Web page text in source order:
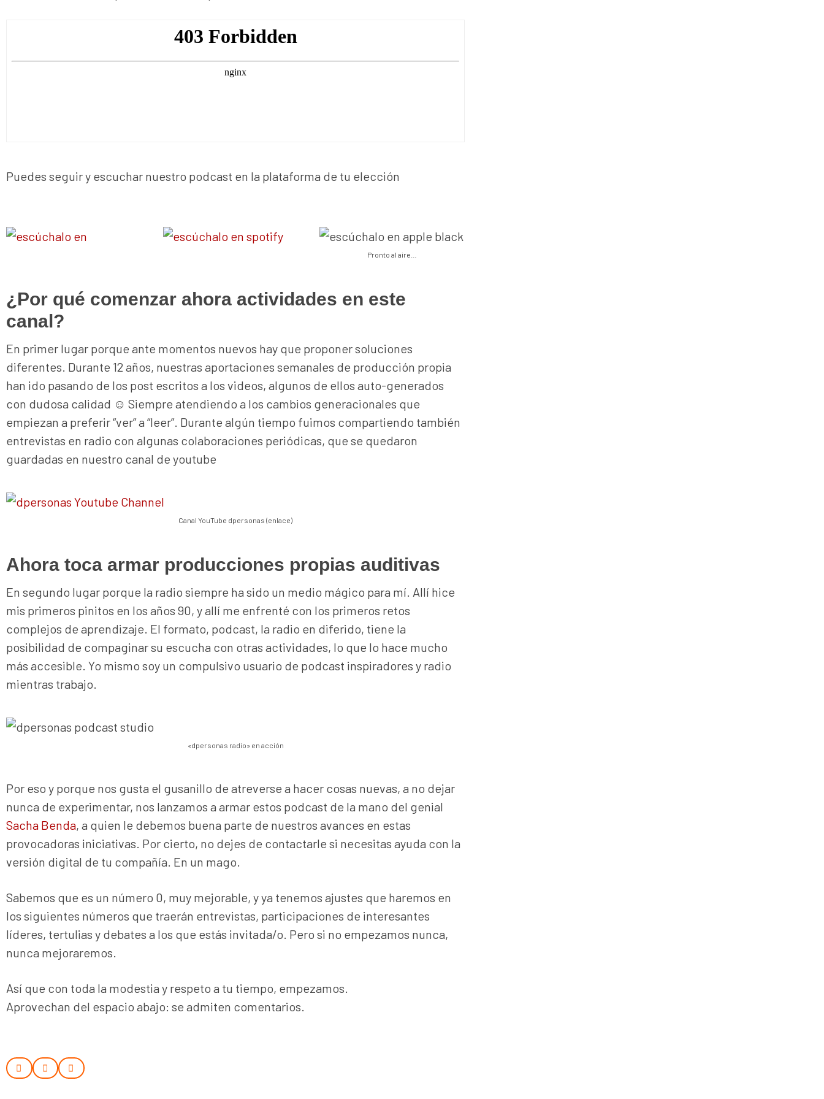
Puedes seguir y escuchar nuestro podcast en la plataforma de tu elección
Pronto al aire…
¿Por qué comenzar ahora actividades en este
canal?
En primer lugar porque ante momentos nuevos hay que proponer soluciones
diferentes. Durante 12 años, nuestras aportaciones semanales de producción propia
han ido pasando de los post escritos a los videos, algunos de ellos auto-generados
con dudosa calidad ☺ Siempre atendiendo a los cambios generacionales que
empiezan a preferir “ver” a “leer”. Durante algún tiempo fuimos compartiendo también
entrevistas en radio con algunas colaboraciones periódicas, que se quedaron
guardadas en nuestro canal de youtube
Canal YouTube dpersonas (enlace)
Ahora toca armar producciones propias auditivas
En segundo lugar porque la radio siempre ha sido un medio mágico para mí. Allí hice
mis primeros pinitos en los años 90, y allí me enfrenté con los primeros retos
complejos de aprendizaje. El formato, podcast, la radio en diferido, tiene la
posibilidad de compaginar su escucha con otras actividades, lo que lo hace mucho
más accesible. Yo mismo soy un compulsivo usuario de podcast inspiradores y radio
mientras trabajo.
«dpersonas radio» en acción
Por eso y porque nos gusta el gusanillo de atreverse a hacer cosas nuevas, a no dejar
nunca de experimentar, nos lanzamos a armar estos podcast de la mano del genial
Sacha Benda, a quien le debemos buena parte de nuestros avances en estas
provocadoras iniciativas. Por cierto, no dejes de contactarle si necesitas ayuda con la
versión digital de tu compañía. En un mago.
Sabemos que es un número 0, muy mejorable, y ya tenemos ajustes que haremos en
los siguientes números que traerán entrevistas, participaciones de interesantes
líderes, tertulias y debates a los que estás invitada/o. Pero si no empezamos nunca,
nunca mejoraremos.
Así que con toda la modestia y respeto a tu tiempo, empezamos.
Aprovechan del espacio abajo: se admiten comentarios.